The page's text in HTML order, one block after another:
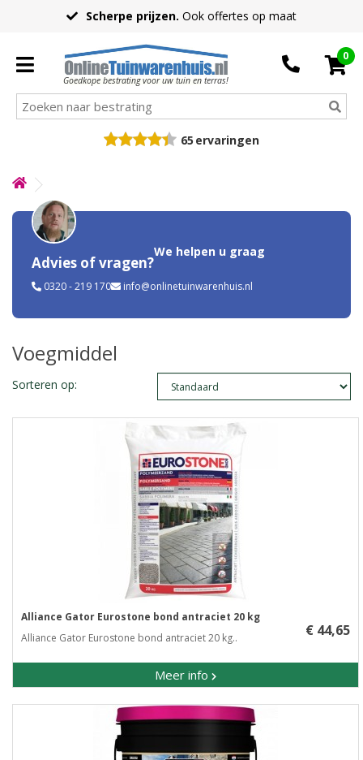
Scherpe prijzen. Ook offertes op maat
Goedkope bestrating voor uw tuin en terras!
0
65 ervaringen
Advies of vragen?
We helpen u graag
0320 - 219 170 info@onlinetuinwarenhuis.nl
Voegmiddel
Sorteren op:
Alliance Gator Eurostone bond antraciet 20 kg
Alliance Gator Eurostone bond antraciet 20 kg..
Meer info
€ 44,65